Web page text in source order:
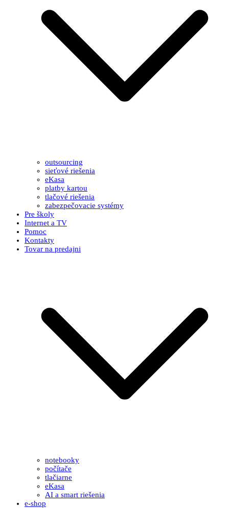
outsourcing
sieťové riešenia
eKasa
platby kartou
tlačové riešenia
zabezpečovacie systémy
Pre školy
Internet a TV
Pomoc
Kontakty
Tovar na predajni
notebooky
počítače
tlačiarne
eKasa
AI a smart riešenia
e-shop